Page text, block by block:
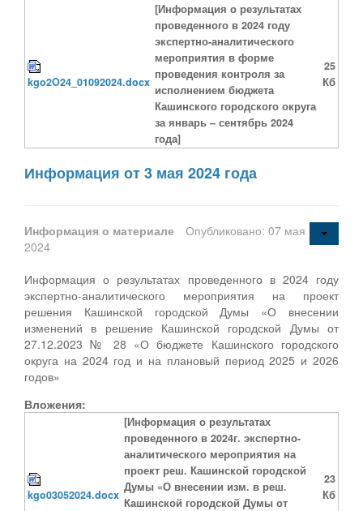
kgo2O24_01092024.docx
[Информация о результатах
проведенного в 2024 году
экспертно-аналитического
мероприятия в форме
проведения контроля за
исполнением бюджета
Кашинского городского округа
за январь – сентябрь 2024
года]
25
Кб
Информация от 3 мая 2024 года
Информация о материале
Опубликовано: 07 мая
2024
Информация о результатах проведенного в 2024 году
экспертно-аналитического мероприятия на проект
решения Кашинской городской Думы «О внесении
изменений в решение Кашинской городской Думы от
27.12.2023 № 28 «О бюджете Кашинского городского
округа на 2024 год и на плановый период 2025 и 2026
годов»
Вложения:
kgo03052024.docx
[Информация о результатах
проведенного в 2024г. экспертно-
аналитического мероприятия на
проект реш. Кашинской городской
Думы «О внесении изм. в реш.
Кашинской городской Думы от
23
Кб